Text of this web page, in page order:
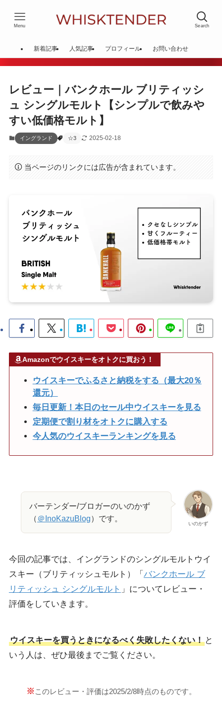
Search
Menu
新着記事 人気記事 プロフィール お問い合わせ
レビュー｜バンクホール ブリティッシ
ュ シングルモルト【シンプルで飲みや
すい低価格モルト】
イングランド ☆3 2025-02-18
当ページのリンクには広告が含まれています。
Amazonでウイスキーをオトクに買おう！
ウイスキーでふるさと納税をする（最大20％
還元）
毎日更新！本日のセール中ウイスキーを見る
定期便で割り材をオトクに購入する
今人気のウイスキーランキングを見る
いのかず
バーテンダー/ブロガーのいのかず
（ ＠InoKazuBlog）です。
今回の記事では、イングランドのシングルモルトウイ
スキー（ブリティッシュモルト）「 バンクホール ブ
リティッシュ シングルモルト 」についてレビュー・
評価をしていきます。
ウイスキーを買うときになるべく失敗したくない！と
いう人は、ぜひ最後までご覧ください。
※このレビュー・評価は2025/2/8時点のものです。